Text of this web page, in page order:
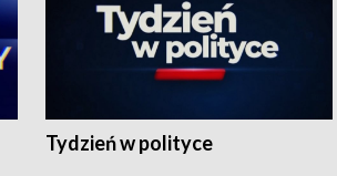
Tydzień w polityce